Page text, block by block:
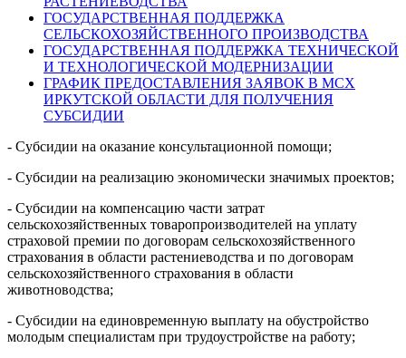
ГОСУДАРСТВЕННАЯ ПОДДЕРЖКА
СЕЛЬСКОХОЗЯЙСТВЕННОГО ПРОИЗВОДСТВА
ГОСУДАРСТВЕННАЯ ПОДДЕРЖКА ТЕХНИЧЕСКОЙ
И ТЕХНОЛОГИЧЕСКОЙ МОДЕРНИЗАЦИИ
ГРАФИК ПРЕДОСТАВЛЕНИЯ ЗАЯВОК В МСХ
ИРКУТСКОЙ ОБЛАСТИ ДЛЯ ПОЛУЧЕНИЯ
СУБСИДИИ
- Субсидии на оказание консультационной помощи;
- Субсидии на реализацию экономически значимых проектов;
- Субсидии на компенсацию части затрат
сельскохозяйственных товаропроизводителей на уплату
страховой премии по договорам сельскохозяйственного
страхования в области растениеводства и по договорам
сельскохозяйственного страхования в области
животноводства;
- Субсидии на единовременную выплату на обустройство
молодым специалистам при трудоустройстве на работу;